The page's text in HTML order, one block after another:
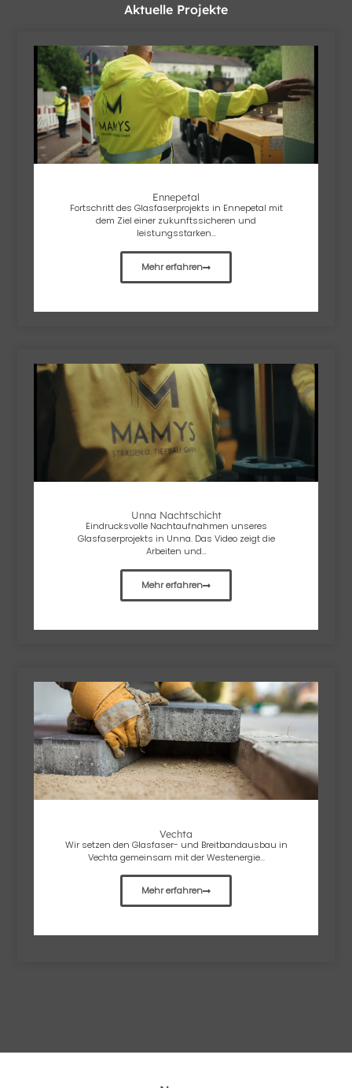
Aktuelle Projekte
Ennepetal
Fortschritt des Glasfaserprojekts in Ennepetal mit
dem Ziel einer zukunftssicheren und
leistungsstarken...
Mehr erfahren
Unna Nachtschicht
Eindrucksvolle Nachtaufnahmen unseres
Glasfaserprojekts in Unna. Das Video zeigt die
Arbeiten und...
Mehr erfahren
Vechta
Wir setzen den Glasfaser- und Breitbandausbau in
Vechta gemeinsam mit der Westenergie...
Mehr erfahren